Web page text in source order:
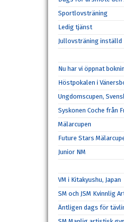
Sportlovsträning
Ledig tjänst
Jullovsträning inställd
Nu har vi öppnat
Höstpokalen i
Ungdomscupen,
Syskonen Coche från
Mälarcupen
Future Stars
Junior NM
VM i Kitakyushu, Japan
SM och JSM Kvinnlig
Äntligen dags för